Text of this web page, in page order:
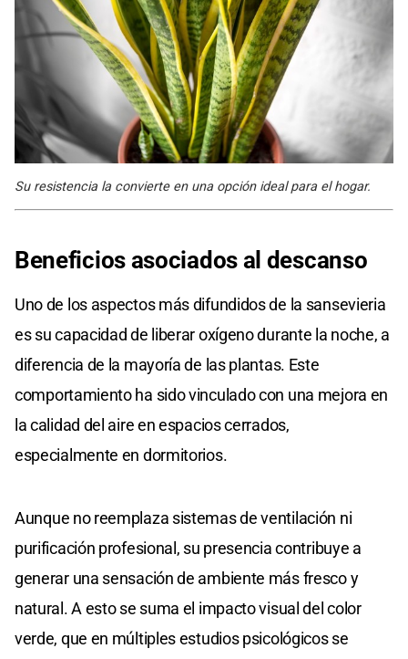
Su resistencia la convierte en una opción ideal para el hogar.
Beneficios asociados al descanso
Uno de los aspectos más difundidos de la sansevieria
es su capacidad de liberar oxígeno durante la noche, a
diferencia de la mayoría de las plantas. Este
comportamiento ha sido vinculado con una mejora en
la calidad del aire en espacios cerrados,
especialmente en dormitorios.
Aunque no reemplaza sistemas de ventilación ni
purificación profesional, su presencia contribuye a
generar una sensación de ambiente más fresco y
natural. A esto se suma el impacto visual del color
verde, que en múltiples estudios psicológicos se